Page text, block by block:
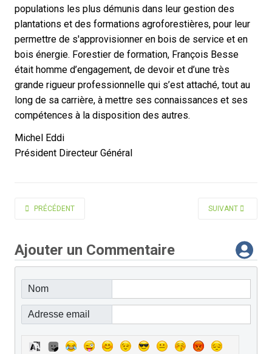
populations les plus démunis dans leur gestion des
plantations et des formations agroforestières, pour leur
permettre de s'approvisionner en bois de service et en
bois énergie. Forestier de formation, François Besse
était homme d’engagement, de devoir et d’une très
grande rigueur professionnelle qui s’est attaché, tout au
long de sa carrière, à mettre ses connaissances et ses
compétences à la disposition des autres.
Michel Eddi
Président Directeur Général
ARTICLE PRÉCÉDENT : ABOUDARHAM VALÉRIE
PRÉCÉDENT ARTICLE SUIVANT
SUIVANT
Ajouter un Commentaire
Nom
Adresse email